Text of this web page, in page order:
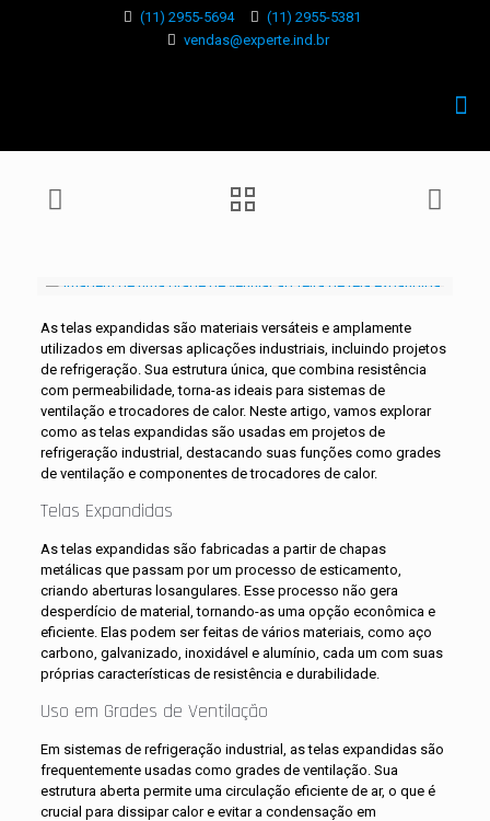
(11) 2955-5694
(11) 2955-5381
vendas@experte.ind.br
As telas expandidas são materiais versáteis e amplamente
utilizados em diversas aplicações industriais, incluindo projetos
de refrigeração. Sua estrutura única, que combina resistência
com permeabilidade, torna-as ideais para sistemas de
ventilação e trocadores de calor. Neste artigo, vamos explorar
como as telas expandidas são usadas em projetos de
refrigeração industrial, destacando suas funções como grades
de ventilação e componentes de trocadores de calor.
Telas Expandidas
As telas expandidas são fabricadas a partir de chapas
metálicas que passam por um processo de esticamento,
criando aberturas losangulares. Esse processo não gera
desperdício de material, tornando-as uma opção econômica e
eficiente. Elas podem ser feitas de vários materiais, como aço
carbono, galvanizado, inoxidável e alumínio, cada um com suas
próprias características de resistência e durabilidade.
Uso em Grades de Ventilação
Em sistemas de refrigeração industrial, as telas expandidas são
frequentemente usadas como grades de ventilação. Sua
estrutura aberta permite uma circulação eficiente de ar, o que é
crucial para dissipar calor e evitar a condensação em